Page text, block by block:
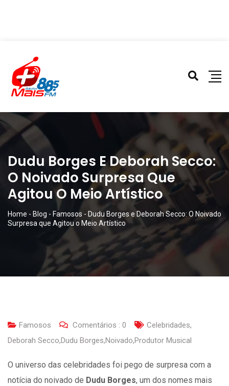
Dudu Borges E Deborah Secco:
O Noivado Surpresa Que
Agitou O Meio Artístico
Home - Blog - Famosos - Dudu Borges e Deborah Secco: O Noivado
Surpresa que Agitou o Meio Artístico
Famosos Comentários : 0 Celebridades,
Deborah Secco,Dudu Borges,Noivado,Produtor Musical
O universo das celebridades foi pego de surpresa com a
notícia do noivado de Dudu Borges, um dos nomes mais